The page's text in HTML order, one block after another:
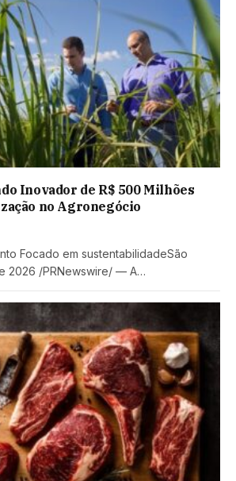
Inovador de R$ 500 Milhões
no Agronegócio
Focado em sustentabilidadeSão
2026 /PRNewswire/ — A…